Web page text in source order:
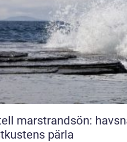
marstrandsön:
pärla